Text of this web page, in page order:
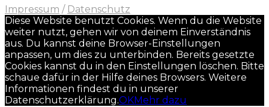
Impressum / Datenschutz
Diese Website benutzt Cookies. Wenn du die Website
weiter nutzt, gehen wir von deinem Einverständnis
aus. Du kannst deine Browser-Einstellungen
anpassen, um dies zu unterbinden. Bereits gesetzte
Cookies kannst du in den Einstellungen löschen. Bitte
schaue dafür in der Hilfe deines Browsers. Weitere
Informationen findest du in unserer
Datenschutzerklärung.OKMehr dazu